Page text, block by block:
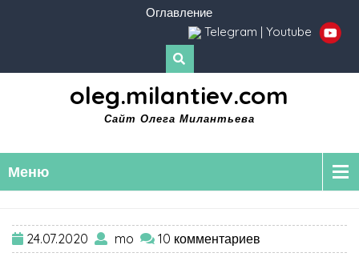
Оглавление
Telegram | Youtube
oleg.milantiev.com
Сайт Олега Милантьева
Меню
24.07.2020 mo 10 комментариев